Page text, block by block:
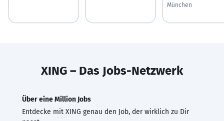
München
XING – Das Jobs-Netzwerk
Über eine Million Jobs
Entdecke mit XING genau den Job, der wirklich zu Dir